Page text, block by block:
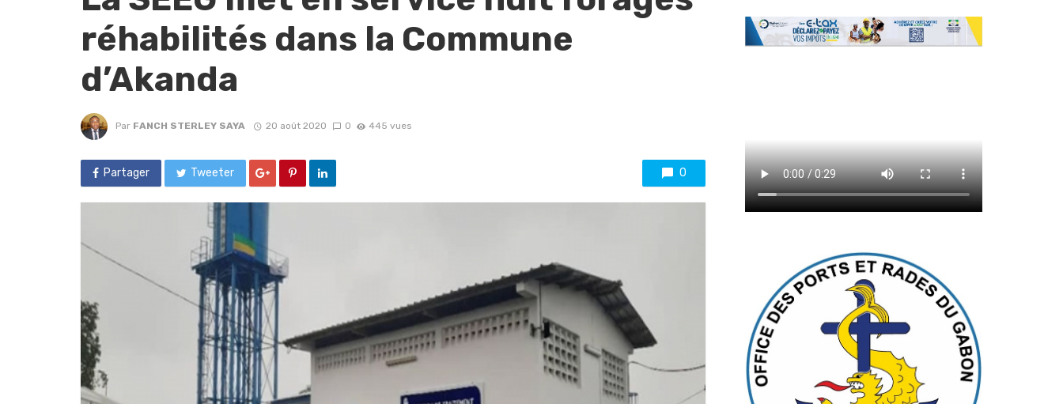
réhabilités dans la Commune
d’Akanda
Par FANCH STERLEY SAYA 20 août 2020 0 445 vues
Partager Tweeter 0